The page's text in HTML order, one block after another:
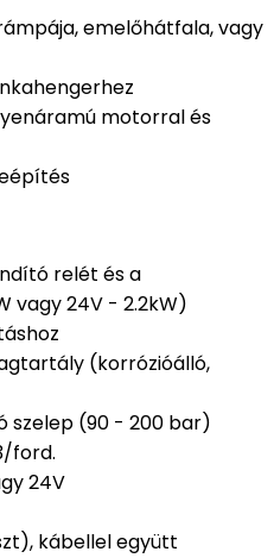
emelőhátfala, vagy
motorral és
relét és a
vagy 24V - 2.2kW)
(korrózióálló,
szelep (90 - 200 bar)
ford.
24V
kábellel együtt